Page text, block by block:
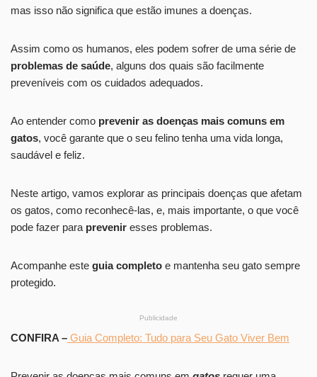
mas isso não significa que estão imunes a doenças.
Assim como os humanos, eles podem sofrer de uma série de
problemas de saúde, alguns dos quais são facilmente
preveníveis com os cuidados adequados.
Ao entender como prevenir as doenças mais comuns em
gatos, você garante que o seu felino tenha uma vida longa,
saudável e feliz.
Neste artigo, vamos explorar as principais doenças que afetam
os gatos, como reconhecê-las, e, mais importante, o que você
pode fazer para prevenir esses problemas.
Acompanhe este guia completo e mantenha seu gato sempre
protegido.
Publicidade
CONFIRA – Guia Completo: Tudo para Seu Gato Viver Bem